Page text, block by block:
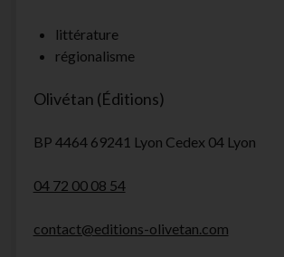
littérature
régionalisme
Olivétan (Éditions)
BP 4464 69241 Lyon Cedex 04 Lyon
04 72 00 08 54
contact@editions-olivetan.com